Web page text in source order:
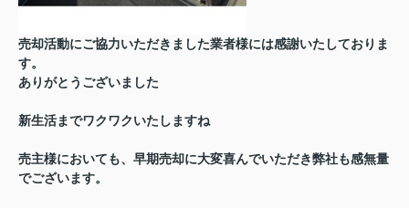
売却活動にご協力いただきました業者様には感謝いたしておりま
す。
ありがとうございました
新生活までワクワクいたしますね
売主様においても、早期売却に大変喜んでいただき弊社も感無量
でございます。